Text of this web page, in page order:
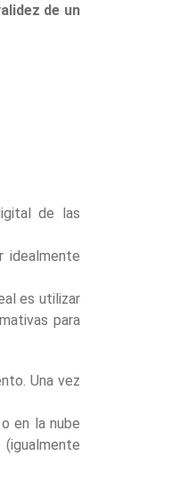
de un
de las
idealmente
es utilizar
para
Una vez
en la nube